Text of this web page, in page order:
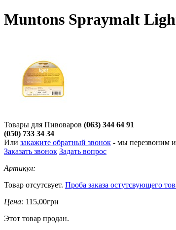
Muntons Spraymalt
Товары для Пивоваров (063) 344 64 91
(050) 733 34 34
Или закажите обратный звонок - мы перезвоним и
Заказать звонок Задать вопрос
Артикул:
Товар отсутсвует. Проба заказа остутсвующего
Цена: 115,00грн
Этот товар продан.